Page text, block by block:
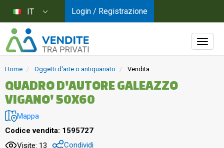
Home Oggetti d'arte o antiquariato Vendita
QUADRO D'AUTORE GALEAZZO
VIGANO' 50X60
Mappa
Codice vendita: 1595727
Visite: 13
Condividi
IT Login / Registrazione